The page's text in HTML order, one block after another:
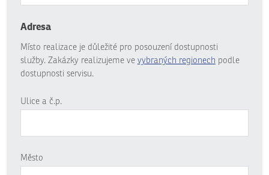
Adresa
Místo realizace je důležité pro posouzení dostupnosti
služby. Zakázky realizujeme ve vybraných regionech podle
dostupnosti servisu.
Ulice a č.p.
Město